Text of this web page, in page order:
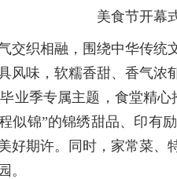
美食节开幕
交织相融，围绕中华传
味，软糯香甜、香气浓
业季专属主题，食堂精
似锦”的锦绣甜品、印有
好期许。同时，家常菜
。